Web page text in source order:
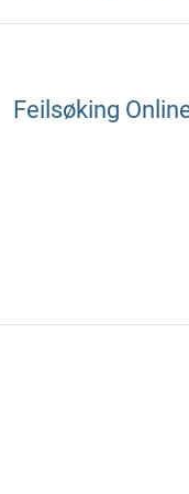
Feilsøking